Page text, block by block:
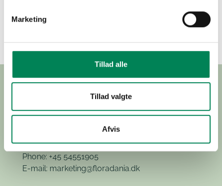
Marketing
Tillad alle
Tillad valgte
Afvis
your source. Do not hesitate to contact us meanwhile if
(Exit 52)
Phone: +45 54551905
E-mail: marketing@floradania.dk